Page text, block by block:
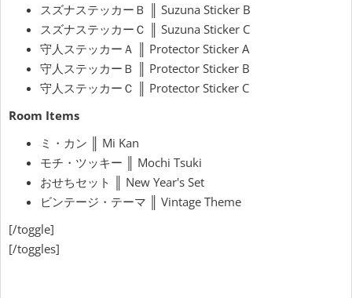
スズナステッカーＢ ║ Suzuna Sticker B
スズナステッカーＣ ║ Suzuna Sticker C
守人ステッカーＡ ║ Protector Sticker A
守人ステッカーＢ ║ Protector Sticker B
守人ステッカーＣ ║ Protector Sticker C
Room Items
ミ・カン ║ Mi Kan
モチ・ツッキー ║ Mochi Tsuki
おせちセット ║ New Year's Set
ビンテージ・テーマ ║ Vintage Theme
[/toggle]
[/toggles]